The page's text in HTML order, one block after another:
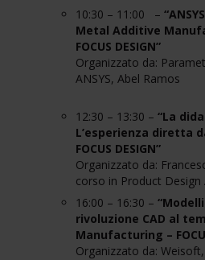
10:30 – 11:00
– “
Metal Additive
FOCUS DESIGN”
Organizzato da:
ANSYS, Abel Ramos
12:30 – 13:30 – “La
L’esperienza diretta
FOCUS DESIGN”
Organizzato da:
corso in Product Design
16:00 – 16:30 – “
rivoluzione CAD al
Manufacturing –
Organizzato da: